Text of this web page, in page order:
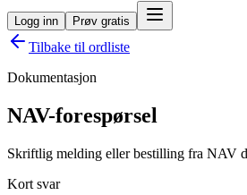
Logg inn Prøv gratis
Tilbake til ordliste
Dokumentasjon
NAV-forespørsel
Skriftlig melding eller bestilling fra NAV
Kort svar